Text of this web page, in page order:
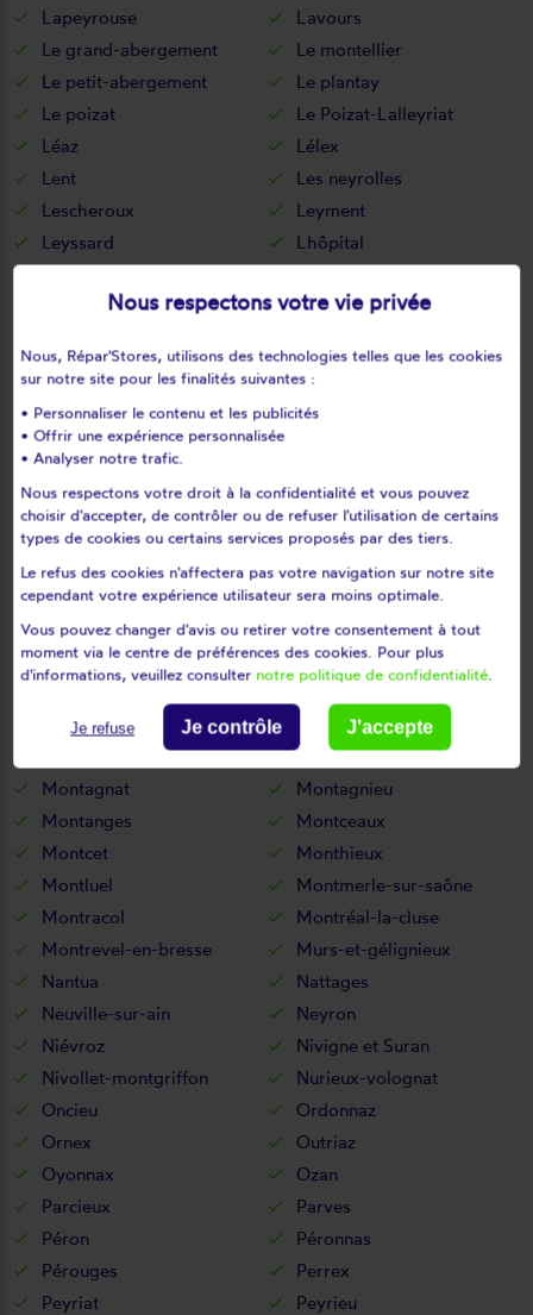
Lapeyrouse
Lavours
Le grand-abergement
Le montellier
Le petit-abergement
Le plantay
Le poizat
Le Poizat-Lalleyriat
Léaz
Lélex
Lent
Les neyrolles
Lescheroux
Leyment
Leyssard
Lhôpital
Lompnas
Lompnieu
L'abergement-clémenciat
L'abergement-de-varey
Magnieu
Maillat
Malafretaz
Manziat
Marchamp
Marignieu
Marlieux
Marsonnas
Martignat
Massieux
Massignieu-de-rives
Matafelon-granges
Meillonnas
Mérignat
Messimy-sur-saône
Meximieux
Mionnay
Miribel
Mogneneins
Montagnat
Montagnieu
Montanges
Montceaux
Montcet
Monthieux
Montluel
Montmerle-sur-saône
Montracol
Montréal-la-cluse
Montrevel-en-bresse
Murs-et-gélignieux
Nantua
Nattages
Neuville-sur-ain
Neyron
Niévroz
Nivigne et Suran
Nivollet-montgriffon
Nurieux-volognat
Oncieu
Ordonnaz
Ornex
Outriaz
Oyonnax
Ozan
Parcieux
Parves
Péron
Péronnas
Pérouges
Perrex
Peyriat
Peyrieu
Nous respectons votre vie privée
Nous, Répar'Stores, utilisons des technologies telles que les cookies
sur notre site pour les finalités suivantes :
• Personnaliser le contenu et les publicités
• Offrir une expérience personnalisée
• Analyser notre trafic.
Nous respectons votre droit à la confidentialité et vous pouvez
choisir d'accepter, de contrôler ou de refuser l'utilisation de certains
types de cookies ou certains services proposés par des tiers.
Le refus des cookies n'affectera pas votre navigation sur notre site
cependant votre expérience utilisateur sera moins optimale.
Vous pouvez changer d'avis ou retirer votre consentement à tout
moment via le centre de préférences des cookies. Pour plus
d'informations, veuillez consulter notre politique de confidentialité.
Je refuse Je contrôle J'accepte